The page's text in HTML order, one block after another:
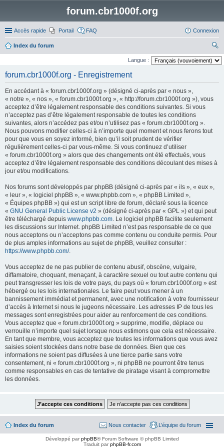
forum.cbr1000f.org
Accès rapide Portail FAQ Connexion
Index du forum
ec
ch
Langue :
forum.cbr1000f.org - Enregistrement
En accédant à « forum.cbr1000f.org » (désigné ci-après par « nous »,
« notre », « nos », « forum.cbr1000f.org », « http://forum.cbr1000f.org »), vous
acceptez d’être légalement responsable des conditions suivantes. Si vous
n’acceptez pas d’être légalement responsable de toutes les conditions
suivantes, alors n’accédez pas et/ou n’utilisez pas « forum.cbr1000f.org ».
Nous pouvons modifier celles-ci à n’importe quel moment et nous ferons tout
pour que vous en soyez informé, bien qu’il soit prudent de vérifier
régulièrement celles-ci par vous-même. Si vous continuez d’utiliser
« forum.cbr1000f.org » alors que des changements ont été effectués, vous
acceptez d’être légalement responsable des conditions découlant des mises à
jour et/ou modifications.
Nos forums sont développés par phpBB (désigné ci-après par « ils », « eux »,
« leur », « logiciel phpBB », « www.phpbb.com », « phpBB Limited »,
« Équipes phpBB ») qui est un script libre de forum, déclaré sous la licence
« GNU General Public License v2 » (désigné ci-après par « GPL ») et qui peut
être téléchargé depuis www.phpbb.com. Le logiciel phpBB facilite seulement
les discussions sur Internet. phpBB Limited n’est pas responsable de ce que
nous acceptons ou n’acceptons pas comme contenu ou conduite permis. Pour
de plus amples informations au sujet de phpBB, veuillez consulter :
https://www.phpbb.com/.
Vous acceptez de ne pas publier de contenu abusif, obscène, vulgaire,
diffamatoire, choquant, menaçant, à caractère sexuel ou tout autre contenu qui
peut transgresser les lois de votre pays, du pays où « forum.cbr1000f.org » est
hébergé ou les lois internationales. Le faire peut vous mener à un
bannissement immédiat et permanent, avec une notification à votre fournisseur
d’accès à Internet si nous le jugeons nécessaire. Les adresses IP de tous les
messages sont enregistrées pour aider au renforcement de ces conditions.
Vous acceptez que « forum.cbr1000f.org » supprime, modifie, déplace ou
verrouille n’importe quel sujet lorsque nous estimons que cela est nécessaire.
En tant que membre, vous acceptez que toutes les informations que vous avez
saisies soient stockées dans notre base de données. Bien que ces
informations ne soient pas diffusées à une tierce partie sans votre
consentement, ni « forum.cbr1000f.org », ni phpBB ne pourront être tenus
comme responsables en cas de tentative de piratage visant à compromettre
les données.
Index du forum L’équipe du forum
Nous contacter
Développé parphpBB® Forum Software © phpBB Limited
Traduit parphpBB-fr.com